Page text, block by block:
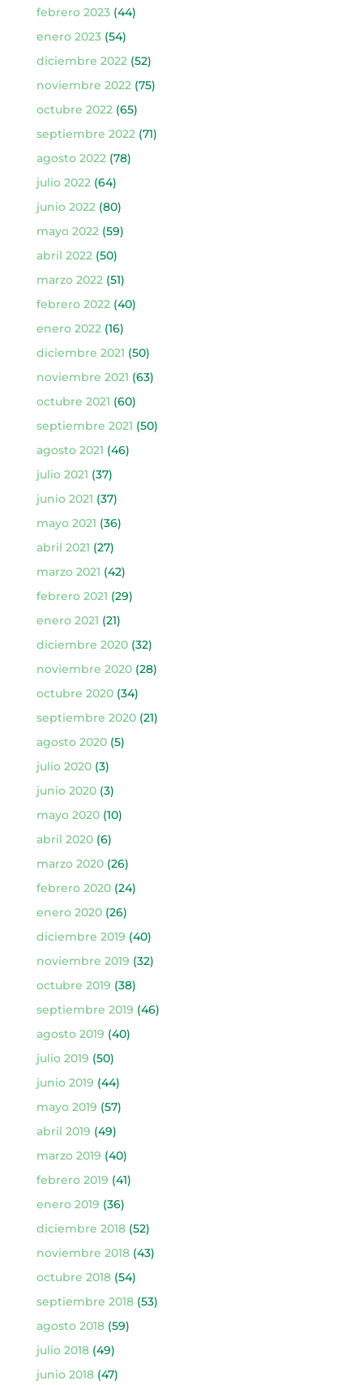
febrero 2023(44)
enero 2023(54)
diciembre 2022(52)
noviembre 2022(75)
octubre 2022(65)
septiembre 2022(71)
agosto 2022(78)
julio 2022(64)
junio 2022(80)
mayo 2022(59)
abril 2022(50)
marzo 2022(51)
febrero 2022(40)
enero 2022(16)
diciembre 2021 (50)
noviembre 2021 (63)
octubre 2021 (60)
septiembre 2021 (50)
agosto 2021 (46)
julio 2021 (37)
junio 2021 (37)
mayo 2021 (36)
abril 2021 (27)
marzo 2021 (42)
febrero 2021 (29)
enero 2021 (21)
diciembre 2020(32)
noviembre 2020(28)
octubre 2020(34)
septiembre 2020(21)
agosto 2020(5)
julio 2020(3)
junio 2020(3)
mayo 2020(10)
abril 2020(6)
marzo 2020(26)
febrero 2020(24)
enero 2020(26)
diciembre 2019 (40)
noviembre 2019 (32)
octubre 2019 (38)
septiembre 2019 (46)
agosto 2019 (40)
julio 2019 (50)
junio 2019 (44)
mayo 2019 (57)
abril 2019 (49)
marzo 2019 (40)
febrero 2019 (41)
enero 2019 (36)
diciembre 2018(52)
noviembre 2018(43)
octubre 2018(54)
septiembre 2018(53)
agosto 2018(59)
julio 2018(49)
junio 2018(47)